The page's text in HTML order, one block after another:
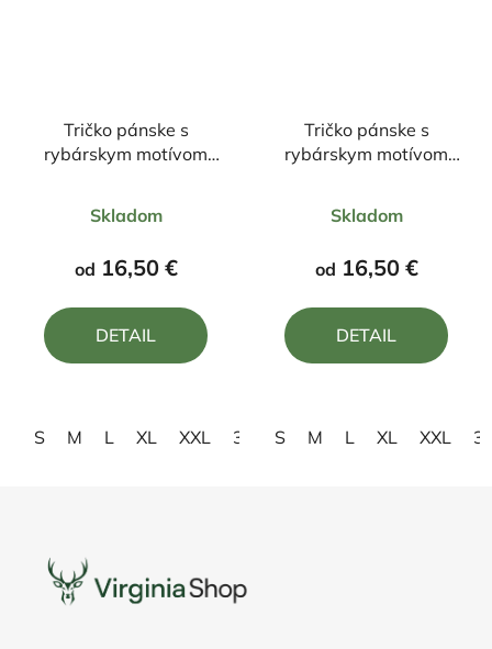
Tričko pánske s
rybárskym motívom
v prácihodnotenie
produktu
je
5,0
z
Skladom
od 16,50 €
DETAIL
S M L XL XXL 3XL 4XL
Tričko pánske s
rybárskym motívom
hodnotenie
produktu
je
4,8
z
Skladom
od 16,50 €
DETAIL
S M L XL XXL